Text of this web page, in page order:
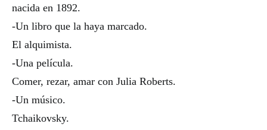
nacida en 1892.
-Un libro que la haya marcado.
El alquimista.
-Una película.
Comer, rezar, amar con Julia Roberts.
-Un músico.
Tchaikovsky.